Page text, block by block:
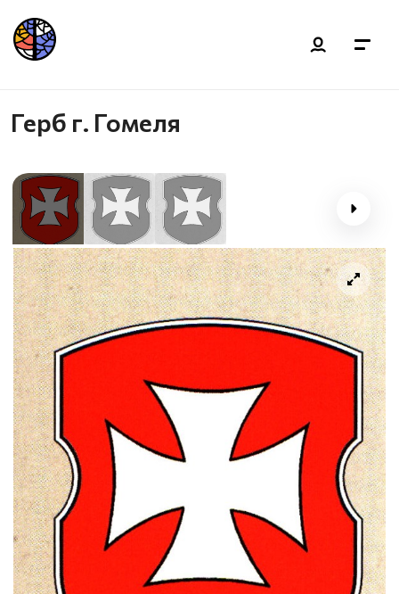
Герб г. Гомеля